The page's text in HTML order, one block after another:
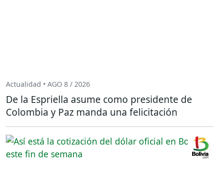
Actualidad • AGO 8 / 2026
De la Espriella asume como presidente de
Colombia y Paz manda una felicitación